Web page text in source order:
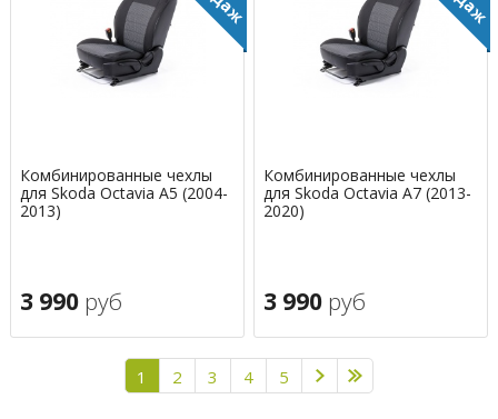
Комбинированные чехлы
для Skoda Octavia A5 (2004-
2013)
3 990 руб
Комбинированные чехлы
для Skoda Octavia A7 (2013-
2020)
3 990 руб
1 2 3 4 5